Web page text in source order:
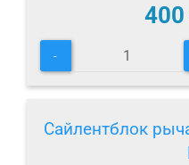
400
-
Сайлентблок